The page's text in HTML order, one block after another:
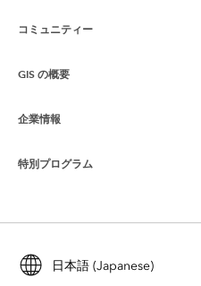
ArcGIS の概要
マッピング
コミュニティー
Esri Community
ArcGIS ブログ
Esri Young Professionals Network
GIS の概要
GIS とは
ロケーション インテリジェンス
トレーニング
ArcUser
企業情報
Esri について
採用情報
特別プログラム
ArcGIS for Student Use
日本語 (Japanese)